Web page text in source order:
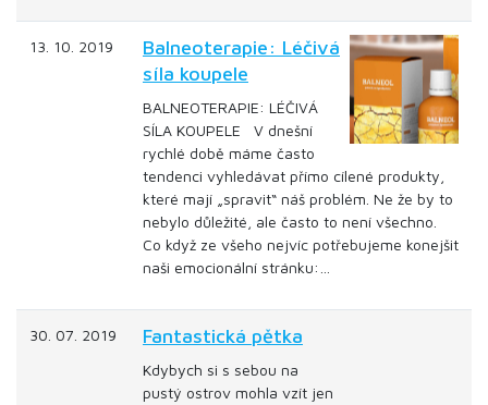
13. 10. 2019
Balneoterapie: Léčivá
síla koupele
BALNEOTERAPIE: LÉČIVÁ
SÍLA KOUPELE V dnešní
rychlé době máme často
tendenci vyhledávat přímo cílené produkty,
které mají „spravit“ náš problém. Ne že by to
nebylo důležité, ale často to není všechno.
Co když ze všeho nejvíc potřebujeme konejšit
naši emocionální stránku:…
30. 07. 2019 Fantastická pětka
Kdybych si s sebou na
pustý ostrov mohla vzít jen